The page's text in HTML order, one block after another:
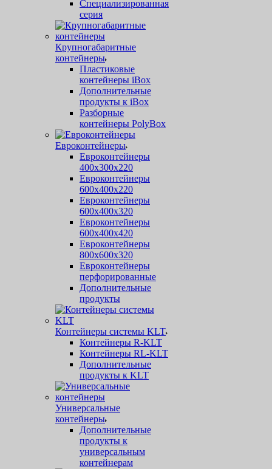
Специализированная
серия
Крупногабаритные
контейнеры
Пластиковые
контейнеры iBox
Дополнительные
продукты к iBox
Разборные
контейнеры PolyBox
Евроконтейнеры
Евроконтейнеры
400х300х220
Евроконтейнеры
600х400х220
Евроконтейнеры
600х400х320
Евроконтейнеры
600х400х420
Евроконтейнеры
800х600х320
Евроконтейнеры
перфорированные
Дополнительные
продукты
Контейнеры системы KLT
Контейнеры R-KLT
Контейнеры RL-KLT
Дополнительные
продукты к KLT
Универсальные
контейнеры
Дополнительные
продукты к
универсальным
контейнерам